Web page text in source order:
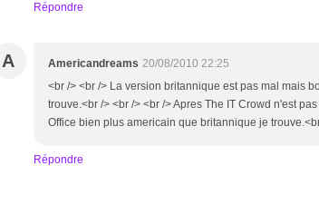
Répondre
A Americandreams 20/08/2010 22:25
<br /> <br /> La version britannique est pas mal mais
trouve.<br /> <br /> <br /> Apres The IT Crowd n'est
Office bien plus americain que britannique je
Répondre